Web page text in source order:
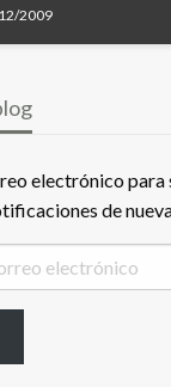
2009
electrónico para
de